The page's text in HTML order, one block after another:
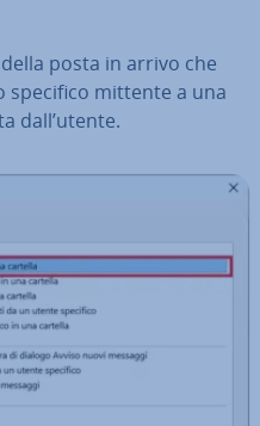
posta in arrivo che
specifico mittente a una
dall’utente.